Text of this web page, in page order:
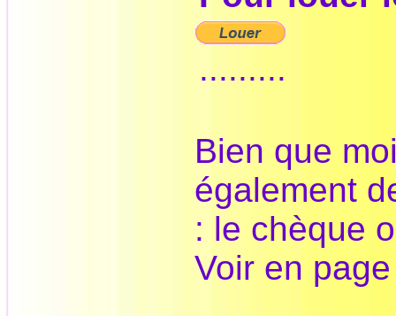
.........
Bien que
également
: le chèque
Voir en